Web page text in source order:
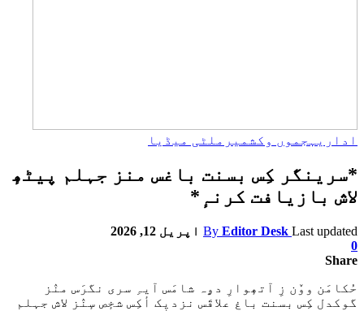
اداریہ جموں وکشمیر ملٹی میڈیا
*سرینگر کِس بسنت باغس منز جہلم پیٹھٕ
لاش بازیافت کرنہٕ*
By Editor Desk Last updated
اپریل 12, 2026
0
Share
حُکامَن ووٚن زِ آتھٕوارِ دۄہ شامَس آیہِ سری نگرَس منٛز
گوکدل کِس بسنت باغ علاقَس نزدیٖک أکِس شخٕص سٕنٛز لاش جہلم